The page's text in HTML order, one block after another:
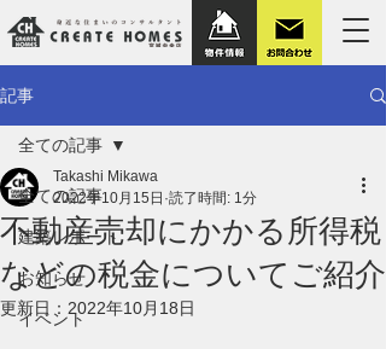
記事
全ての記事
建築レポート
お知らせ
イベント
全ての記事
不動産売却にかかる所得税
などの税金についてご紹介
Takashi Mikawa
2022年10月15日 読了時間: 1分
更新日： 2022年10月18日